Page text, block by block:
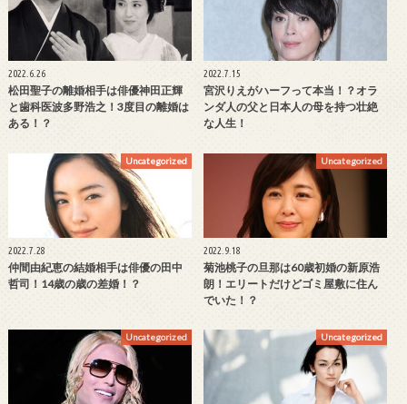
2022.6.26
松田聖子の離婚相手は俳優神田正輝
と歯科医波多野浩之！3度目の離婚は
ある！？
2022.7.15
宮沢りえがハーフって本当！？オラ
ンダ人の父と日本人の母を持つ壮絶
な人生！
Uncategorized
2022.7.28
仲間由紀恵の結婚相手は俳優の田中
哲司！14歳の歳の差婚！？
Uncategorized
2022.9.18
菊池桃子の旦那は60歳初婚の新原浩
朗！エリートだけどゴミ屋敷に住ん
でいた！？
Uncategorized Uncategorized